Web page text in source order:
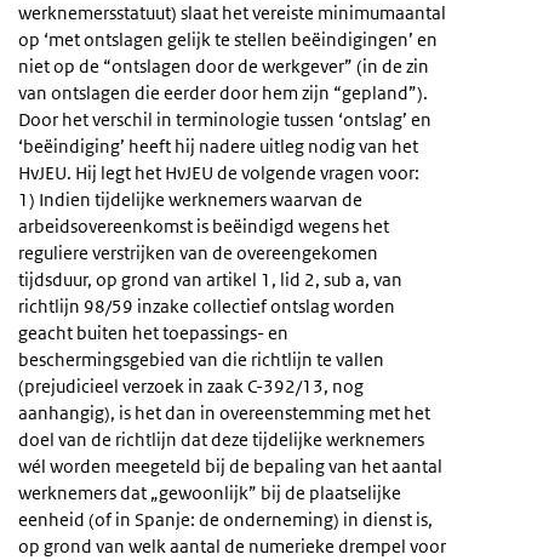
werknemersstatuut) slaat het vereiste minimumaantal
op ‘met ontslagen gelijk te stellen beëindigingen’ en
niet op de “ontslagen door de werkgever” (in de zin
van ontslagen die eerder door hem zijn “gepland”).
Door het verschil in terminologie tussen ‘ontslag’ en
‘beëindiging’ heeft hij nadere uitleg nodig van het
HvJEU. Hij legt het HvJEU de volgende vragen voor:
1) Indien tijdelijke werknemers waarvan de
arbeidsovereenkomst is beëindigd wegens het
reguliere verstrijken van de overeengekomen
tijdsduur, op grond van artikel 1, lid 2, sub a, van
richtlijn 98/59 inzake collectief ontslag worden
geacht buiten het toepassings- en
beschermingsgebied van die richtlijn te vallen
(prejudicieel verzoek in zaak C-392/13, nog
aanhangig), is het dan in overeenstemming met het
doel van de richtlijn dat deze tijdelijke werknemers
wél worden meegeteld bij de bepaling van het aantal
werknemers dat „gewoonlijk” bij de plaatselijke
eenheid (of in Spanje: de onderneming) in dienst is,
op grond van welk aantal de numerieke drempel voor